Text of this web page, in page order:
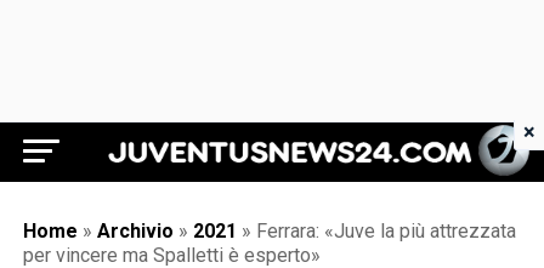
Juventus News 24
Home » Archivio » 2021 » Ferrara: «Juve la più attrezzata
per vincere ma Spalletti è esperto»
×